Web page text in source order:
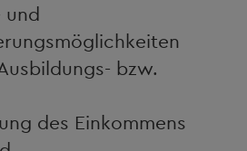
und
bzw.
des Einkommens